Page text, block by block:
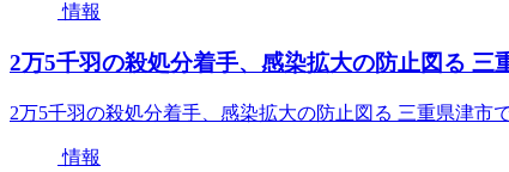
情報
2万5千羽の殺処分着手、感染拡大の防止図る 三
2万5千羽の殺処分着手、感染拡大の防止図る 三重県津市
情報